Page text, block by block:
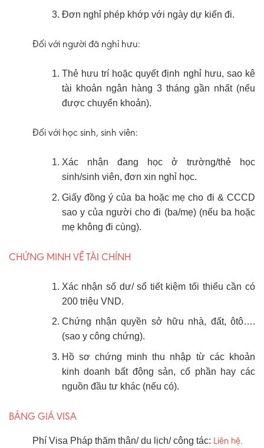
Đơn nghỉ phép khớp với ngày dự kiến đi.
Đối với người đã nghỉ hưu:
Thẻ hưu trí hoặc quyết định nghỉ hưu, sao kê
tài khoản ngân hàng 3 tháng gần nhất (nếu
được chuyển khoản).
Đối với học sinh, sinh viên:
Xác nhận đang học ở trường/thẻ học
sinh/sinh viên, đơn xin nghỉ học.
Giấy đồng ý của ba hoặc mẹ cho đi & CCCD
sao y của người cho đi (ba/mẹ) (nếu ba hoặc
mẹ không đi cùng).
CHỨNG MINH VỀ TÀI CHÍNH
Xác nhận số dư/ sổ tiết kiệm tối thiểu cần có
200 triệu VND.
Chứng nhận quyền sở hữu nhà, đất, ôtô….
(sao y công chứng).
Hồ sơ chứng minh thu nhập từ các khoản
kinh doanh bất động sản, cổ phần hay các
nguồn đầu tư khác (nếu có).
BẢNG GIÁ VISA
Phí Visa Pháp thăm thân/ du lịch/ công tác: Liên hệ.